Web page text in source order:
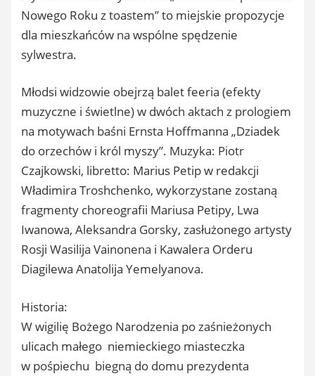
Nowego Roku z toastem” to miejskie propozycje
dla mieszkańców na wspólne spędzenie
sylwestra.
Młodsi widzowie obejrzą balet feeria (efekty
muzyczne i świetlne) w dwóch aktach z prologiem
na motywach baśni Ernsta Hoffmanna „Dziadek
do orzechów i król myszy”. Muzyka: Piotr
Czajkowski, libretto: Marius Petip w redakcji
Władimira Troshchenko, wykorzystane zostaną
fragmenty choreografii Mariusa Petipy, Lwa
Iwanowa, Aleksandra Gorsky, zasłużonego artysty
Rosji Wasilija Vainonena i Kawalera Orderu
Diagilewa Anatolija Yemelyanova.
Historia:
W wigilię Bożego Narodzenia po zaśnieżonych
ulicach małego niemieckiego miasteczka
w pośpiechu biegną do domu prezydenta